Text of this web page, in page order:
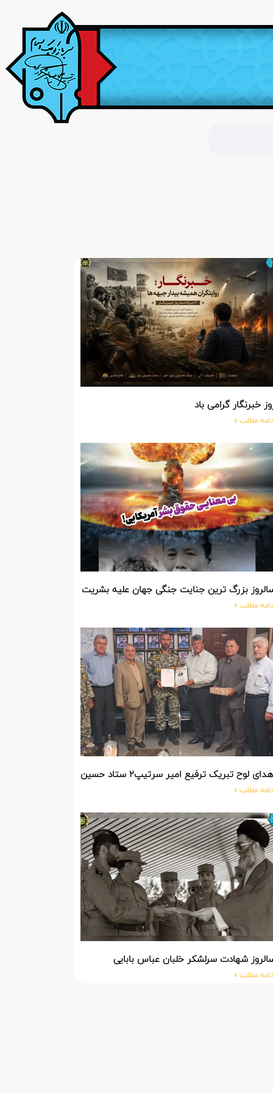
خبرنگار گرامی باد
مطلب »
بزرگ ترین جنایت جنگی جهان علیه بشریت توسط بزرگ ترین
مطلب »
لوح تبریک ترفیع امیر سرتیپ۲ ستاد حسین صادق زاده فرمانده تیپ ۲۵ واکنش سریع شهید آبگون نزاجا مستقر در تبریز
مطلب »
شهادت سرلشکر خلبان عباس بابایی
مطلب »